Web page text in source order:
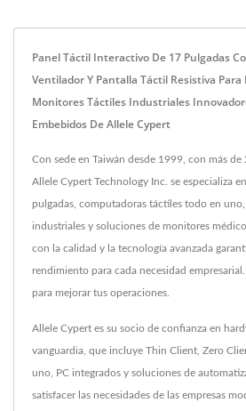
Panel Táctil Interactivo De 17 Pulgadas
Ventilador Y Pantalla Táctil Resistiva
Monitores Táctiles Industriales
Embebidos De Allele Cypert
Con sede en Taiwán desde 1999, con más de
Allele Cypert Technology Inc. se especializa
pulgadas, computadoras táctiles todo en
industriales y soluciones de monitores
con la calidad y la tecnología avanzada
rendimiento para cada necesidad
para mejorar tus operaciones.
Allele Cypert es su socio de confianza en
vanguardia, que incluye Thin Client, Zero
uno, PC integrados y soluciones de
satisfacer las necesidades de las empresas